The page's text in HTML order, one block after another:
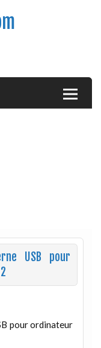
USB pour
pour ordinateur